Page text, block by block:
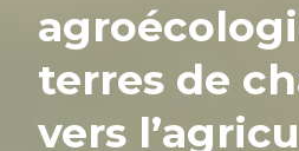
terres de
vers